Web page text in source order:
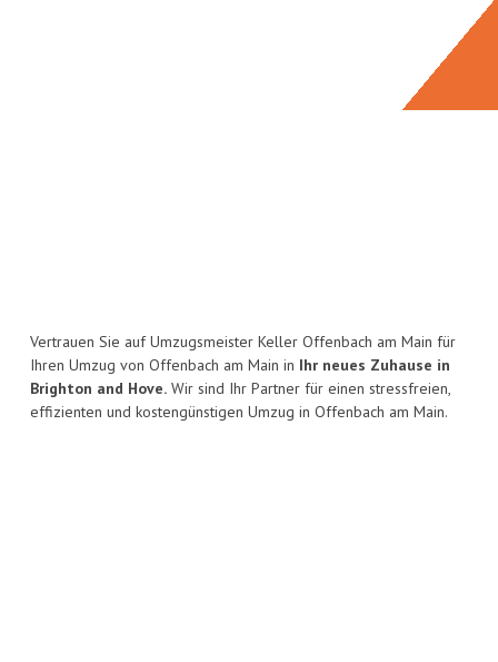
Vertrauen Sie auf Umzugsmeister Keller Offenbach am Main für
Ihren Umzug von Offenbach am Main in Ihr neues Zuhause in
Brighton and Hove. Wir sind Ihr Partner für einen stressfreien,
effizienten und kostengünstigen Umzug in Offenbach am Main.